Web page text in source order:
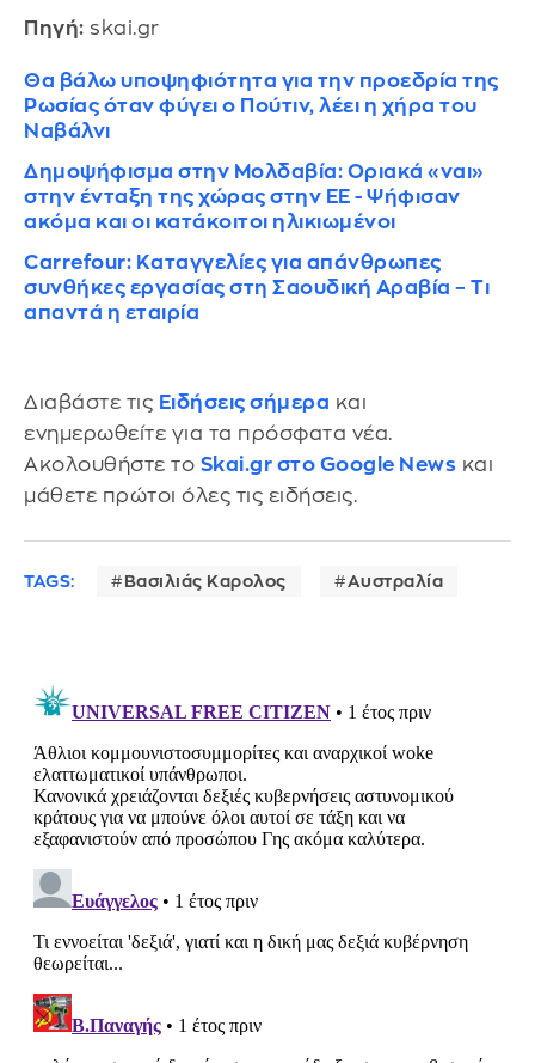
Πηγή: skai.gr
Θα βάλω υποψηφιότητα για την προεδρία της
Ρωσίας όταν φύγει ο Πούτιν, λέει η χήρα του
Ναβάλνι
Δημοψήφισμα στην Μολδαβία: Οριακά «ναι»
στην ένταξη της χώρας στην ΕΕ - Ψήφισαν
ακόμα και οι κατάκοιτοι ηλικιωμένοι
Carrefour: Καταγγελίες για απάνθρωπες
συνθήκες εργασίας στη Σαουδική Αραβία – Τι
απαντά η εταιρία
Διαβάστε τις Ειδήσεις σήμερα και
ενημερωθείτε για τα πρόσφατα νέα.
Ακολουθήστε το Skai.gr στο Google News και
μάθετε πρώτοι όλες τις ειδήσεις.
TAGS: Βασιλιάς Καρολος Αυστραλία